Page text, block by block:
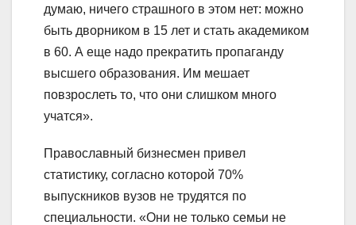
думаю, ничего страшного в этом нет: можно
быть дворником в 15 лет и стать академиком
в 60. А еще надо прекратить пропаганду
высшего образования. Им мешает
повзрослеть то, что они слишком много
учатся».
Православный бизнесмен привел
статистику, согласно которой 70%
выпускников вузов не трудятся по
специальности. «Они не только семьи не